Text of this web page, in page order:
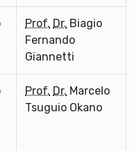
Prof. Dr. Biagio
Fernando
Giannetti
Prof. Dr. Marcelo
Tsuguio Okano